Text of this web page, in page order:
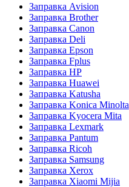
Заправка Avision
Заправка Brother
Заправка Canon
Заправка Deli
Заправка Epson
Заправка Fplus
Заправка HP
Заправка Huawei
Заправка Katusha
Заправка Konica Minolta
Заправка Kyocera Mita
Заправка Lexmark
Заправка Pantum
Заправка Ricoh
Заправка Samsung
Заправка Xerox
Заправка Xiaomi Mijia